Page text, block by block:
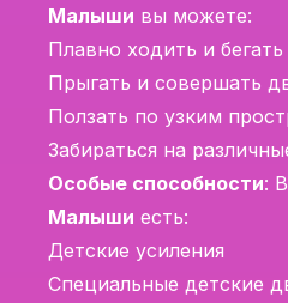
Малыши вы можете:
Плавно ходить и бегать
Прыгать и совершать
Ползать по узким
Забираться на
Особые способности: В
Малыши есть:
Детские усиления
Специальные детские